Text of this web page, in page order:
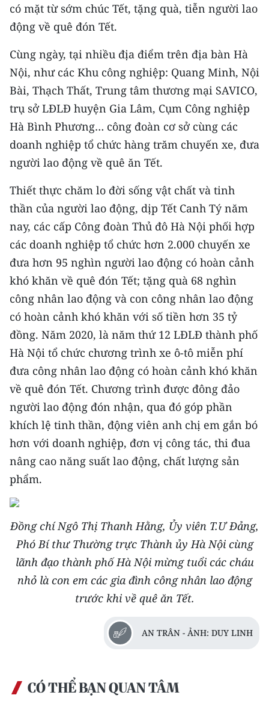
CHƯƠNG TRÌNH OCOP - MỖI XÃ
MỘT SẢN PHẨM
RADIO
MEDIA CENTER
E-Magazine
Video
Media Chính trị
Media Kinh tế
Media Văn hóa
Media Xã hội
Media Pháp luật
Media Du lịch
Media Thế giới
Media Thể thao
Media Giáo dục
Media Y tế
Media Khoa học - Công nghệ
Media Môi trường
Ảnh
TIN MỚI
TIN ĐỊA PHƯƠNG
Trung du và miền núi phía Bắc
Đồng bằng sông Hồng
Duyên hải Nam Trung Bộ và Tây
có mặt từ sớm chúc Tết, tặng quà, tiễn người lao
động về quê đón Tết.
Cùng ngày, tại nhiều địa điểm trên địa bàn Hà
Nội, như các Khu công nghiệp: Quang Minh, Nội
Bài, Thạch Thất, Trung tâm thương mại SAVICO,
trụ sở LĐLĐ huyện Gia Lâm, Cụm Công nghiệp
Hà Bình Phương… công đoàn cơ sở cùng các
doanh nghiệp tổ chức hàng trăm chuyến xe, đưa
người lao động về quê ăn Tết.
Thiết thực chăm lo đời sống vật chất và tinh
thần của người lao động, dịp Tết Canh Tý năm
nay, các cấp Công đoàn Thủ đô Hà Nội phối hợp
các doanh nghiệp tổ chức hơn 2.000 chuyến xe
đưa hơn 95 nghìn người lao động có hoàn cảnh
khó khăn về quê đón Tết; tặng quà 68 nghìn
công nhân lao động và con công nhân lao động
có hoàn cảnh khó khăn với số tiền hơn 35 tỷ
đồng. Năm 2020, là năm thứ 12 LĐLĐ thành phố
Hà Nội tổ chức chương trình xe ô-tô miễn phí
đưa công nhân lao động có hoàn cảnh khó khăn
về quê đón Tết. Chương trình được đông đảo
người lao động đón nhận, qua đó góp phần
khích lệ tinh thần, động viên anh chị em gắn bó
hơn với doanh nghiệp, đơn vị công tác, thi đua
nâng cao năng suất lao động, chất lượng sản
phẩm.
Đồng chí Ngô Thị Thanh Hằng, Ủy viên T.Ư Đảng,
Phó Bí thư Thường trực Thành ủy Hà Nội cùng
lãnh đạo thành phố Hà Nội mừng tuổi các cháu
nhỏ là con em các gia đình công nhân lao động
trước khi về quê ăn Tết.
AN TRÂN - ẢNH: DUY LINH
CÓ THỂ BẠN QUAN TÂM